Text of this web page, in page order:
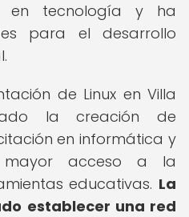
en tecnología y ha
para el desarrollo
de Linux en Villa
la creación de
en informática y
acceso a la
educativas. La
establecer una red